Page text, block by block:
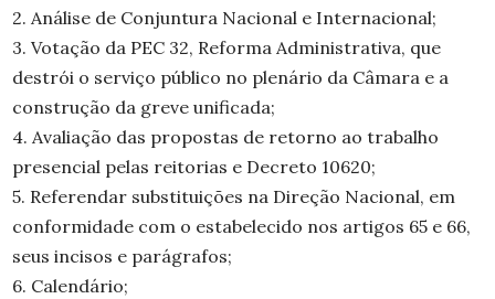
2. Análise de Conjuntura Nacional e Internacional;
3. Votação da PEC 32, Reforma Administrativa, que
destrói o serviço público no plenário da Câmara e a
construção da greve unificada;
4. Avaliação das propostas de retorno ao trabalho
presencial pelas reitorias e Decreto 10620;
5. Referendar substituições na Direção Nacional, em
conformidade com o estabelecido nos artigos 65 e 66,
seus incisos e parágrafos;
6. Calendário;